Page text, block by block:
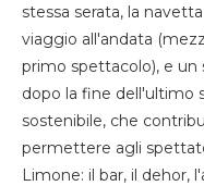
stessa serata, la
viaggio all'andata
primo spettacolo), e un
dopo la fine dell'ultimo
sostenibile, che
permettere agli
Limone: il bar, il dehor,